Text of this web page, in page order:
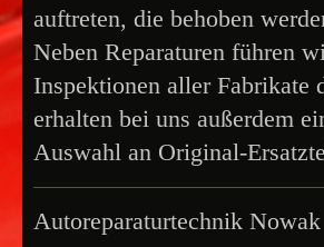
auftreten, die behoben
Neben Reparaturen führen
Inspektionen aller Fabrikate
erhalten bei uns außerdem
Auswahl an Original-
Autoreparaturtechnik Nowak